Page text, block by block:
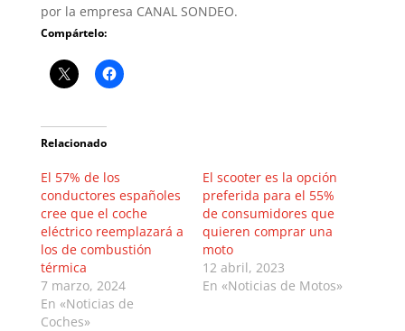
por la empresa CANAL SONDEO.
Compártelo:
Relacionado
El 57% de los
conductores españoles
cree que el coche
eléctrico reemplazará a
los de combustión
térmica
7 marzo, 2024
En «Noticias de
Coches»
El scooter es la opción
preferida para el 55%
de consumidores que
quieren comprar una
moto
12 abril, 2023
En «Noticias de Motos»